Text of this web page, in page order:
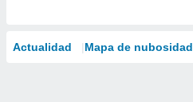
Actualidad Mapa de nubosidad